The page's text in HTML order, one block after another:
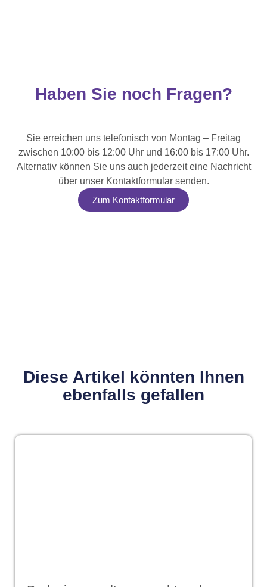
Haben Sie noch Fragen?
Sie erreichen uns telefonisch von Montag – Freitag
zwischen 10:00 bis 12:00 Uhr und 16:00 bis 17:00 Uhr.
Alternativ können Sie uns auch jederzeit eine Nachricht
über unser Kontaktformular senden.
Zum Kontaktformular
Diese Artikel könnten Ihnen
ebenfalls gefallen